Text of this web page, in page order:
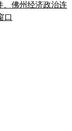
、佛州经济政治连
口